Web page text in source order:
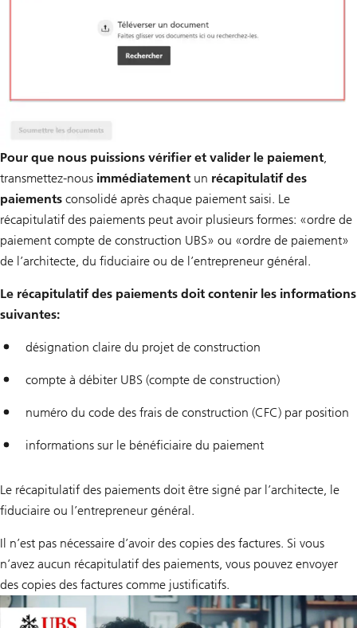
Pour que nous puissions vérifier et valider le paiement
transmettez-nous immédiatement un récapitulatif des
paiements consolidé après chaque paiement saisi. Le
récapitulatif des paiements peut avoir plusieurs formes: «ordre de
paiement compte de construction UBS» ou «ordre de paiement»
de l’architecte, du fiduciaire ou de l’entrepreneur général.
Le récapitulatif des paiements doit contenir les informations
suivantes:
désignation claire du projet de construction
compte à débiter UBS (compte de construction)
numéro du code des frais de construction (CFC) par position
informations sur le bénéficiaire du paiement
Le récapitulatif des paiements doit être signé par l’architecte, le
fiduciaire ou l’entrepreneur général.
Il n’est pas nécessaire d’avoir des copies des factures. Si vous
n’avez aucun récapitulatif des paiements, vous pouvez envoyer
des copies des factures comme justificatifs.